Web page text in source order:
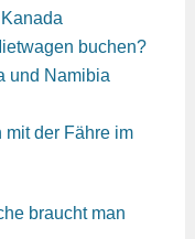
buchen?
und Namibia
mit der Fähre im
braucht man